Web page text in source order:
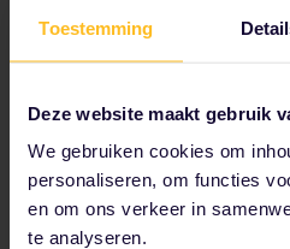
Toestemming
Deze website maakt gebruik
We gebruiken cookies om
personaliseren, om functies
en om ons verkeer in
te analyseren.
Tot onze